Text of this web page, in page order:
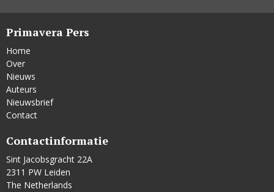
Primavera Pers
Home
Over
Nieuws
Auteurs
Nieuwsbrief
Contact
Contactinformatie
Sint Jacobsgracht 22A
2311 PW Leiden
The Netherlands